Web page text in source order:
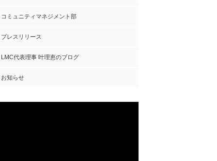
コミュニティマネジメント部
プレスリリース
LMC代表理事 叶理恵のブログ
お知らせ